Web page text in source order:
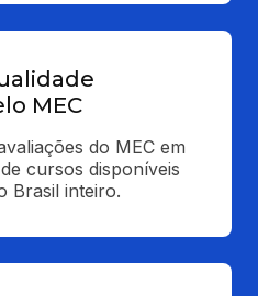
MEC
do MEC em
cursos disponíveis
Brasil inteiro.